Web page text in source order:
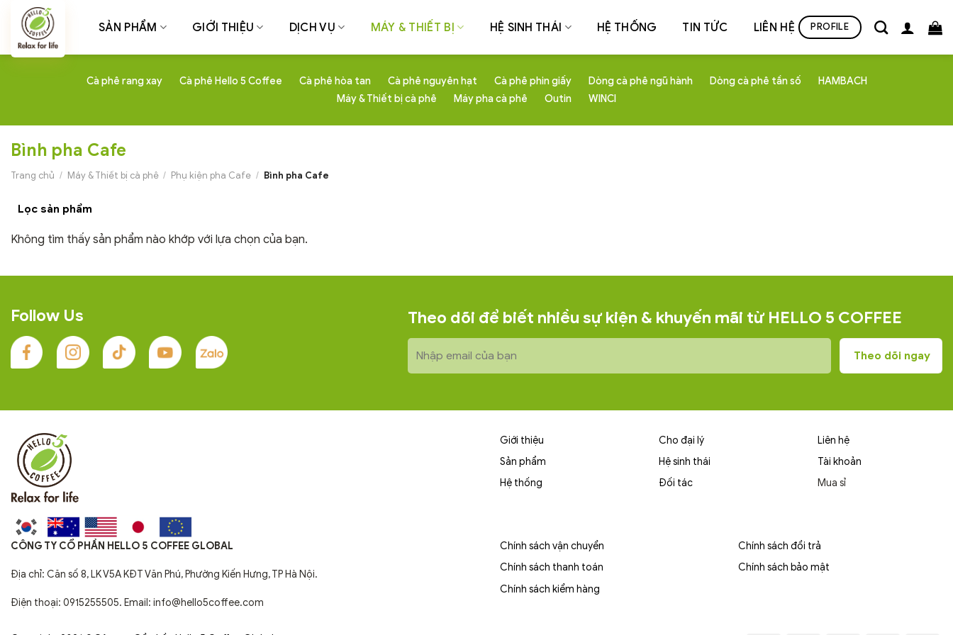
Chuyển
dung
SẢN PHẨM GIỚI THIỆU DỊCH VỤ MÁY & THIẾT BỊ HỆ SINH THÁI HỆ THỐNG TIN TỨC LIÊN HỆ PROFILE
Cà phê rang xay Cà phê Hello 5 Coffee Cà phê hòa tan Cà phê nguyên hạt Cà phê phin giấy Dòng cà phê ngũ hành Dòng cà phê tần số
HAMBACH
Máy & Thiết bị cà phê
Máy pha cà phê Outin WINCI
Bình pha Cafe
Trang chủ / Máy & Thiết bị cà phê / Phụ kiện pha Cafe / Bình pha Cafe
Lọc sản phẩm
Không tìm thấy sản phẩm nào khớp với lựa chọn của bạn.
Follow Us Theo dõi để biết nhiều sự kiện & khuyến mãi từ HELLO 5 COFFEE
Giới thiệu
Sản phẩm
Hệ thống
Cho đại lý
Hệ sinh thái
Đối tác
Liên hệ
Tài khoản
Mua sỉ
CÔNG TY CỔ PHẦN HELLO 5 COFFEE GLOBAL
Địa chỉ: Căn số 8, LK V5A KĐT Văn Phú, Phường Kiến Hưng, TP Hà Nội.
Điện thoại: 0915255505. Email: info@hello5coffee.com
Chính sách vận chuyển
Chính sách thanh toán
Chính sách kiểm hàng
Chính sách đổi trả
Chính sách bảo mật